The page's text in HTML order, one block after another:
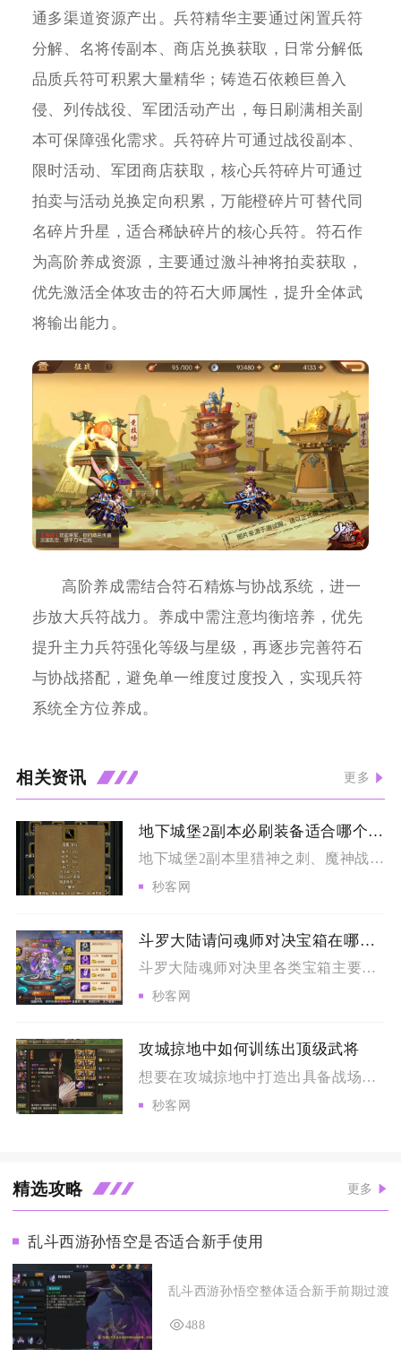
通多渠道资源产出。兵符精华主要通过闲置兵符
分解、名将传副本、商店兑换获取，日常分解低
品质兵符可积累大量精华；铸造石依赖巨兽入
侵、列传战役、军团活动产出，每日刷满相关副
本可保障强化需求。兵符碎片可通过战役副本、
限时活动、军团商店获取，核心兵符碎片可通过
拍卖与活动兑换定向积累，万能橙碎片可替代同
名碎片升星，适合稀缺碎片的核心兵符。符石作
为高阶养成资源，主要通过激斗神将拍卖获取，
优先激活全体攻击的符石大师属性，提升全体武
将输出能力。
高阶养成需结合符石精炼与协战系统，进一
步放大兵符战力。养成中需注意均衡培养，优先
提升主力兵符强化等级与星级，再逐步完善符石
与协战搭配，避免单一维度过度投入，实现兵符
系统全方位养成。
相关资讯 更多
地下城堡2副本必刷装备适合哪个职业使用
地下城堡2副本里猎神之刺、魔神战斧、古精灵长袍、祖龙法袍、圣...
秒客网
斗罗大陆请问魂师对决宝箱在哪个阶段出现
斗罗大陆魂师对决里各类宝箱主要集中在世界探索章节推进阶段、等...
秒客网
攻城掠地中如何训练出顶级武将
想要在攻城掠地中打造出具备战场统治力的顶级武将，需要沿着等级...
秒客网
精选攻略 更多
乱斗西游孙悟空是否适合新手使用
乱斗西游孙悟空整体适合新手前期过渡
488